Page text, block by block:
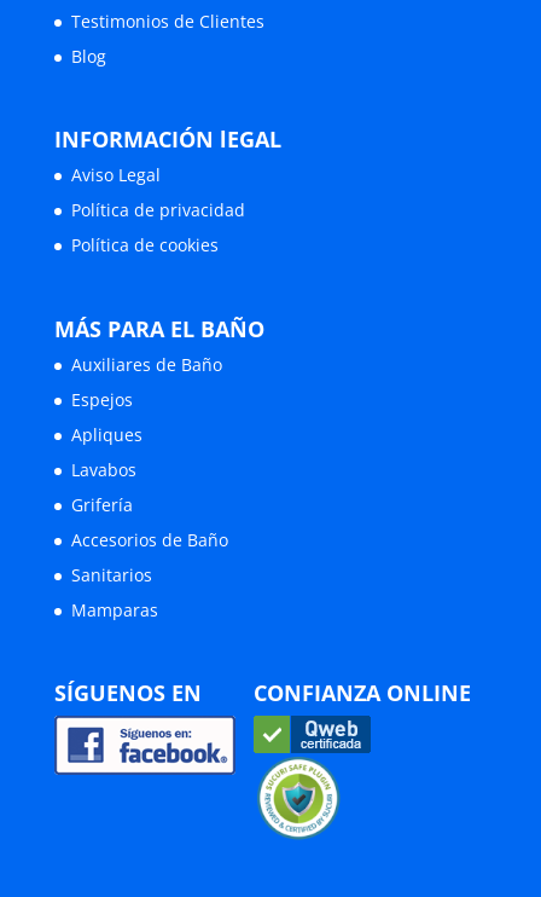
Testimonios de Clientes
Blog
INFORMACIÓN lEGAL
Aviso Legal
Política de privacidad
Política de cookies
MÁS PARA EL BAÑO
Auxiliares de Baño
Espejos
Apliques
Lavabos
Grifería
Accesorios de Baño
Sanitarios
Mamparas
SÍGUENOS EN CONFIANZA ONLINE